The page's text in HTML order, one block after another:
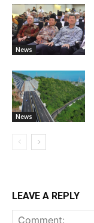
News
News
LEAVE A REPLY